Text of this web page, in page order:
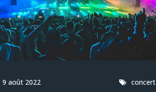
9 août 2022 concert